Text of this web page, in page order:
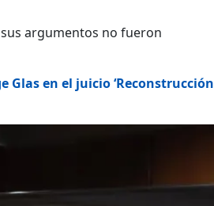
argumentos no fueron
en el juicio ‘Reconstrucción